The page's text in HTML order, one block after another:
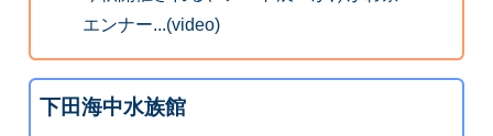
エンナー...(video)
下田海中水族館